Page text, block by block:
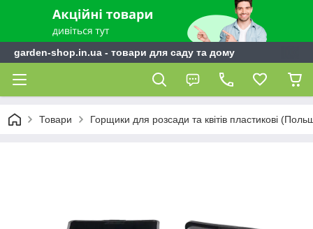
garden-shop.in.ua - товари для саду та дому
Товари Горщики для розсади та квітів пластикові